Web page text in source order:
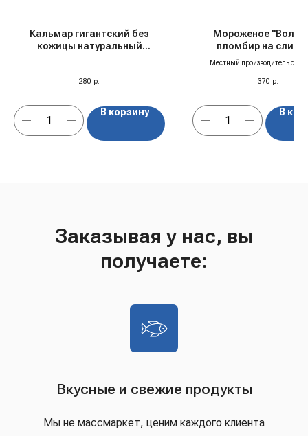
Кальмар гигантский без
кожицы натуральный
280 р.
В корзину
Мороженое
пломбир на
шоколадный 12%,
Местный производитель с
ассортименте есть такой
370 р.
В
Заказывая у нас, вы
получаете:
Вкусные и свежие продукты
Мы не массмаркет, ценим каждого клиента